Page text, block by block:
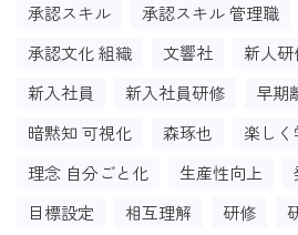
承認スキル
承認スキル 管理職
承認文化 組織
文響社
新人研
新入社員
新入社員研修
早期
暗黙知 可視化
森琢也
楽しく
理念 自分ごと化
生産性向上
目標設定
相互理解 研修